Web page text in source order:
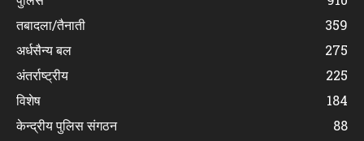
तबादला/तैनाती
359
अर्धसैन्य बल
275
अंतर्राष्ट्रीय
225
विशेष
184
केन्द्रीय पुलिस संगठन
88